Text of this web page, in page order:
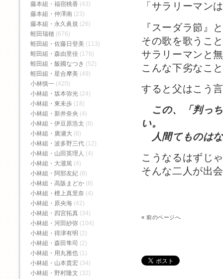
「サラリーマン
『スーダラ節』
その歌を歌うこ
サラリーマンと
こんな下劣なこ
すると父はこう
この、「判っ
い。
人間てものは
こうなるはずじ
そんな二人が出
«前のページへ
藤本組・福宿桃香‬ (43)
藤本組・仲澤南 (23)
藤本組・永久眞規 (26)
蛭田瑞穂 (676)
蛭田組・佐藤日登美 (113)
蛭田組・森由里佳 (176)
蛭田組・飯國なつき (52)
蛭田組・星合摩美 (49)
小林慎一 (420)
小林組・坂本弥光 (24)
小林組・東未歩 (18)
小林組・新井奈央 (4)
小林組・伊豆原浩太 (8)
小林組・廣瀬大 (8)
小林組・波多野三代 (12)
小林組・山田英理人 (4)
小林組・大瀧篤 (4)
小林組・阿部友紀 (8)
小林組・高阪まどか (8)
小林組・檀上真里奈 (4)
小林組・原央海 (42)
小林組・四宮拓真 (34)
小林組・河田紗弥 (104)
小林組・得津有明 (2)
小林組・森田隼司 (2)
小林組・用丸雅也 (1)
小林組・山本貴宏 (34)
小林組・野村隆文 (32)